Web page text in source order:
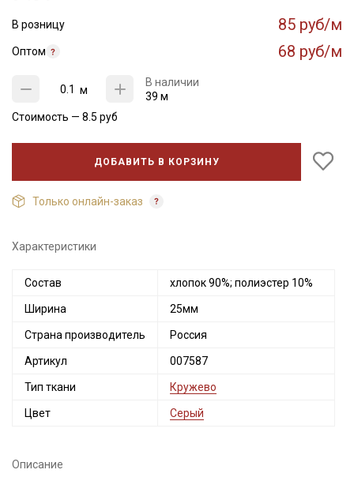
В розницу 85 руб/м
Оптом 68 руб/м
м
В наличии
39 м
Стоимость — 8.5 руб
ДОБАВИТЬ В КОРЗИНУ
Только онлайн-заказ
Характеристики
Состав хлопок 90%; полиэстер 10%
Ширина 25мм
Страна производитель Россия
Артикул 007587
Тип ткани Кружево
Цвет Серый
Описание